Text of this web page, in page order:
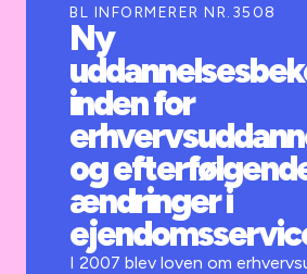
Kurser og arrangementer
Jobportalen
BL INFORMERER NR.3508
Ny
inden for
og
ændringer i
I 2007 blev loven om